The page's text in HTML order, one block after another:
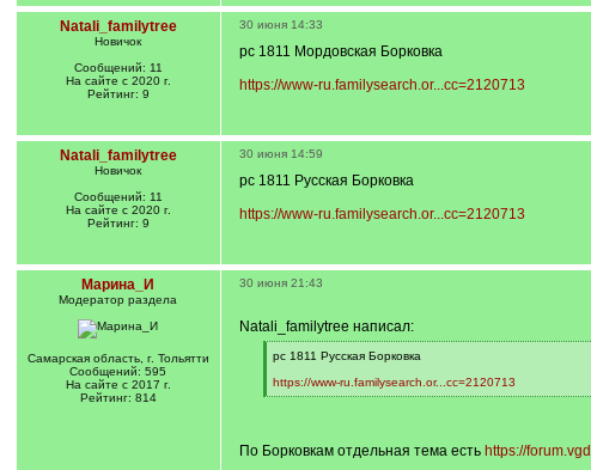
Natali_familytree
Новичок
Сообщений: 11
На сайте с 2020 г.
Рейтинг: 9
30 июня 14:33
рс 1811 Мордовская Борковка
https://www-ru.familysearch.or...cc=2120713
Natali_familytree
Новичок
Сообщений: 11
На сайте с 2020 г.
Рейтинг: 9
30 июня 14:59
рс 1811 Русская Борковка
https://www-ru.familysearch.or...cc=2120713
Марина_И
Модератор раздела
Самарская область, г. Тольятти
Сообщений: 595
На сайте с 2017 г.
Рейтинг: 814
30 июня 21:43
Natali_familytree написал:
[
]
рс 1811 Русская Борковка
https://www-ru.familysearch.or...cc=2120713
[
По Борковкам отдельная тема есть https://